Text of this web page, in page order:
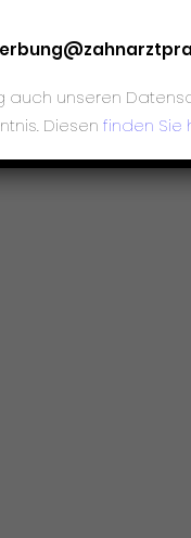
auch unseren
Diesen finden Sie